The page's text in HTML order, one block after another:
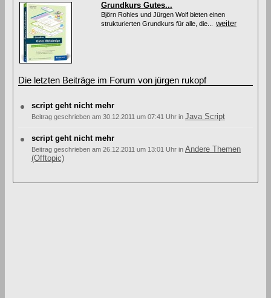
Grundkurs Gutes...
Björn Rohles und Jürgen Wolf bieten einen
strukturierten Grundkurs für alle, die... weiter
Die letzten Beiträge im Forum von jürgen rukopf
script geht nicht mehr
Beitrag geschrieben am 30.12.2011 um 07:41 Uhr in Java Script
script geht nicht mehr
Beitrag geschrieben am 26.12.2011 um 13:01 Uhr in Andere Themen
(Offtopic)